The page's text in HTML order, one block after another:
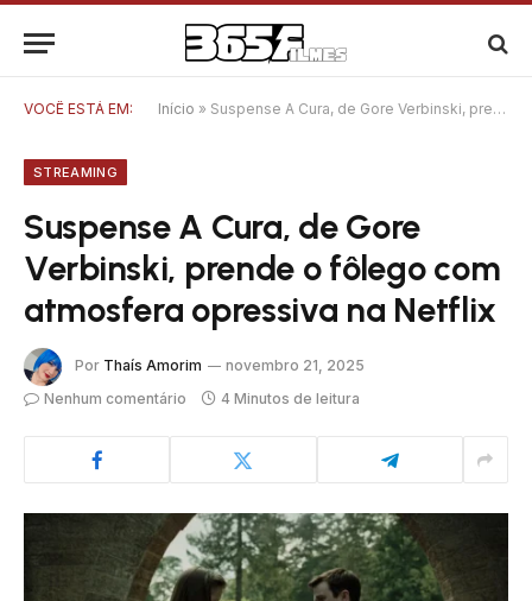
VOCÊ ESTÁ EM: Início » Suspense A Cura, de Gore Verbinski, prende o fôlego com atmosfera opressiva na Netflix
STREAMING
Suspense A Cura, de Gore
Verbinski, prende o fôlego com
atmosfera opressiva na Netflix
Por Thaís Amorim
novembro 21, 2025
Nenhum comentário
4 Minutos de leitura